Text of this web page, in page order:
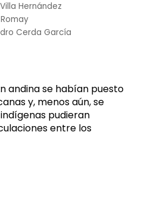
Hernández
Cerda García
andina se habían puesto
y, menos aún, se
pudieran
entre los